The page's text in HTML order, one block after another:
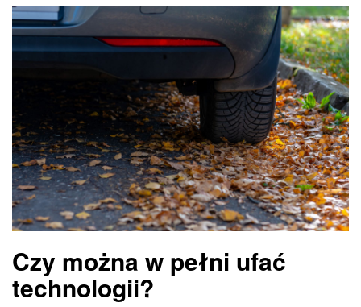
Czy można w pełni ufać
technologii?